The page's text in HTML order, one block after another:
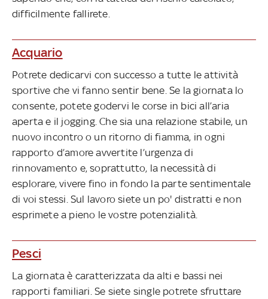
difficilmente fallirete.
Acquario
Potrete dedicarvi con successo a tutte le attività
sportive che vi fanno sentir bene. Se la giornata lo
consente, potete godervi le corse in bici all’aria
aperta e il jogging. Che sia una relazione stabile, un
nuovo incontro o un ritorno di fiamma, in ogni
rapporto d’amore avvertite l’urgenza di
rinnovamento e, soprattutto, la necessità di
esplorare, vivere fino in fondo la parte sentimentale
di voi stessi. Sul lavoro siete un po' distratti e non
esprimete a pieno le vostre potenzialità.
Pesci
La giornata è caratterizzata da alti e bassi nei
rapporti familiari. Se siete single potrete sfruttare